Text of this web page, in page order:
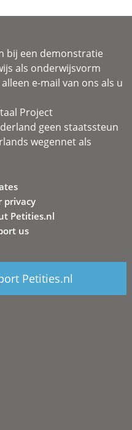
bij een demonstratie
als onderwijsvorm
e-mail van ons als u
Project
geen staatssteun
wegennet als
privacy
Petities.nl
us
Petities.nl